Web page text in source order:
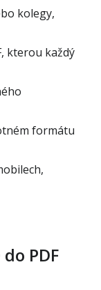
kolegy,
kterou každý
formátu
PDF